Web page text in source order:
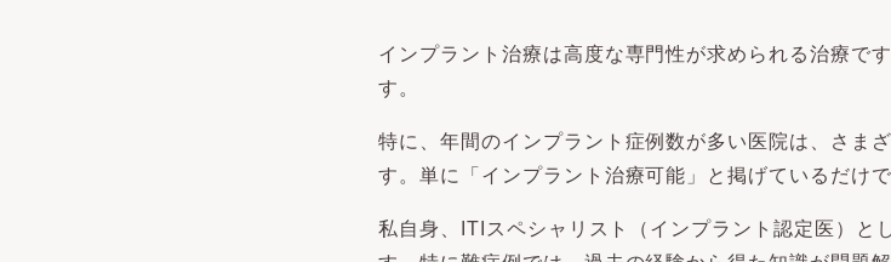
インプラント治療は高度な専門性が求められる治療で
す。
特に、年間のインプラント症例数が多い医院は、さま
す。単に「インプラント治療可能」と掲げているだけ
私自身、ITIスペシャリスト（インプラント認定医）と